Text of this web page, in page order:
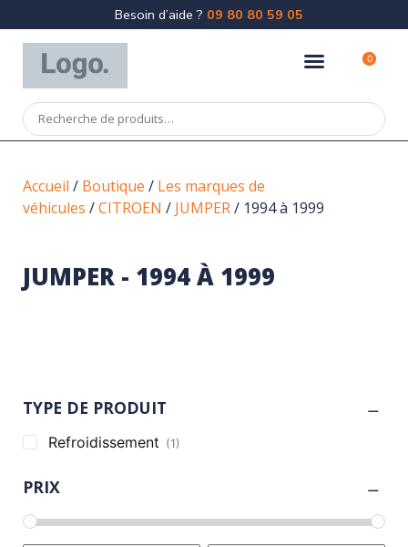
Besoin d’aide ? 09 80 80 59 05
0
Accueil / Boutique / Les marques de
véhicules /CITROEN / JUMPER/ 1994 à 1999
TYPE DE PRODUIT
Refroidissement (1)
PRIX
JUMPER - 1994 À 1999